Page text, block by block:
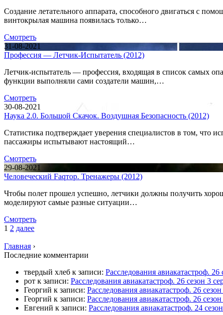
Создание летательного аппарата, способного двигаться с
винтокрылая машина появилась только…
Смотреть
31-08-2021
Профессия — Летчик-Испытатель (2012)
Летчик-испытатель — профессия, входящая в список самых
функции выполняли сами создатели машин,…
Смотреть
30-08-2021
Наука 2.0. Большой Скачок. Воздушная Безопасность (2012)
Статистика подтверждает уверения специалистов в том, что
пассажиры испытывают настоящий…
Смотреть
29-08-2021
Человеческий Faqтор. Тренажеры (2012)
Чтобы полет прошел успешно, летчики должны получить
моделируют самые разные ситуации…
Смотреть
1 2 далее
Главная ›
Последние комментарии
твердый хлеб к записи: Расследования авиакатастроф.
рот к записи: Расследования авиакатастроф. 26 сезон 3
Георгий к записи: Расследования авиакатастроф. 26
Георгий к записи: Расследования авиакатастроф. 26
Евгений к записи: Расследования авиакатастроф. 24